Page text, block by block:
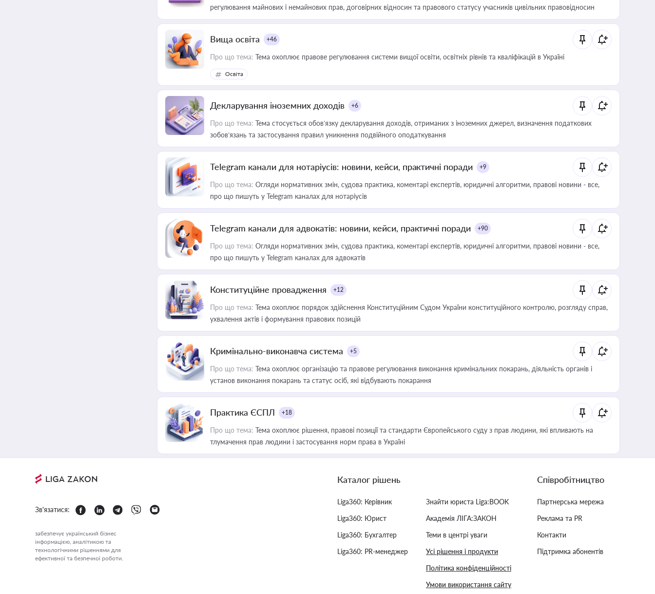
регулювання майнових і немайнових прав, договірних відносин та правового статусу учасників цивільних правовідносин
Вища освіта +46
Про що тема: Тема охоплює правове регулювання системи вищої освіти, освітніх рівнів та кваліфікацій в Україні
Освіта
Декларування іноземних доходів +6
Про що тема: Тема стосується обов’язку декларування доходів, отриманих з іноземних джерел, визначення податкових
зобов’язань та застосування правил уникнення подвійного оподаткування
Telegram канали для нотаріусів: новини, кейси, практичні поради +9
Про що тема: Огляди нормативних змін, судова практика, коментарі експертів, юридичні алгоритми, правові новини - все,
про що пишуть у Telegram каналах для нотаріусів
Telegram канали для адвокатів: новини, кейси, практичні поради +90
Про що тема: Огляди нормативних змін, судова практика, коментарі експертів, юридичні алгоритми, правові новини - все,
про що пишуть у Telegram каналах для адвокатів
Конституційне провадження +12
Про що тема: Тема охоплює порядок здійснення Конституційним Судом України конституційного контролю, розгляду справ,
ухвалення актів і формування правових позицій
Кримінально-виконавча система +5
Про що тема: Тема охоплює організацію та правове регулювання виконання кримінальних покарань, діяльність органів і
установ виконання покарань та статус осіб, які відбувають покарання
Практика ЄСПЛ +18
Про що тема: Тема охоплює рішення, правові позиції та стандарти Європейського суду з прав людини, які впливають на
тлумачення прав людини і застосування норм права в Україні
Зв'язатися:
забезпечує український бізнес
інформацією, аналітикою та
технологічними рішеннями для
ефективної та безпечної роботи.
Каталог рішень
Liga360: Керівник
Liga360: Юрист
Liga360: Бухгалтер
Liga360: PR-менеджер
Знайти юриста Liga:BOOK
Академія ЛІГА:ЗАКОН
Теми в центрі уваги
Усі рішення і продукти
Політика конфіденційності
Умови використання сайту
Співробітництво
Партнерська мережа
Реклама та PR
Контакти
Підтримка абонентів